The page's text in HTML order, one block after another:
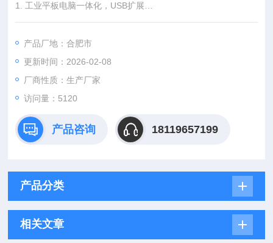
1. 工业平板电脑一体化，USB扩展
2. 数显十字平台，定位、测量精确
4. 显微硬度计自动生成WORD报告，满足试验人员需求
产品厂地：合肥市
更新时间：2026-02-08
厂商性质：生产厂家
访问量：5120
产品咨询 18119657199
产品分类
相关文章